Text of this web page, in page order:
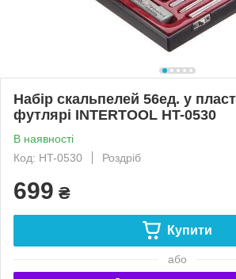
Набір скальпелей 56ед. у
футлярі INTERTOOL HT-0530
В наявності
Код: HT-0530
Роздріб
699 ₴
Купити
або